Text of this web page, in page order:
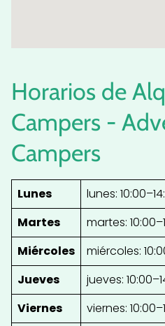
Horarios de
Campers -
Campers
Lunes
lunes:
Martes
martes:
Miércoles
miércoles:
Jueves
jueves:
Viernes
viernes: